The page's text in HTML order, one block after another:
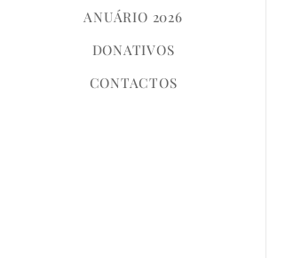
ANUÁRIO 2026
DONATIVOS
CONTACTOS